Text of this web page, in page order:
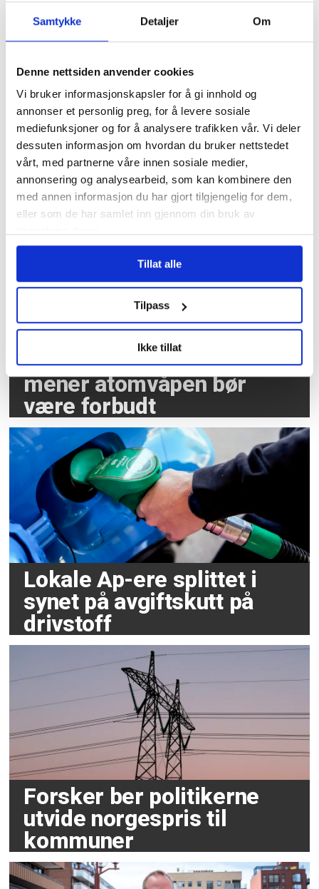
Samtykke Detaljer Om
Denne nettsiden anvender cookies
Vi bruker informasjonskapsler for å gi innhold og
annonser et personlig preg, for å levere sosiale
mediefunksjoner og for å analysere trafikken vår. Vi deler
dessuten informasjon om hvordan du bruker nettstedet
vårt, med partnerne våre innen sosiale medier,
annonsering og analysearbeid, som kan kombinere den
med annen informasjon du har gjort tilgjengelig for dem,
eller som de har samlet inn gjennom din bruk av
Tillat alle
Tilpass
Ikke tillat
Over 1200 voldshendelser
på jobb varslet til
Arbeidstilsynet
Tre av fire nordmenn
mener atomvåpen bør
være forbudt
Lokale Ap-ere splittet i
synet på avgiftskutt på
drivstoff
Forsker ber politikerne
utvide norgespris til
kommuner